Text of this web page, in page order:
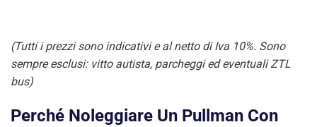
(Tutti i prezzi sono indicativi e al netto di Iva 10%. Sono
sempre esclusi: vitto autista, parcheggi ed eventuali ZTL
bus)
Perché Noleggiare Un Pullman Con